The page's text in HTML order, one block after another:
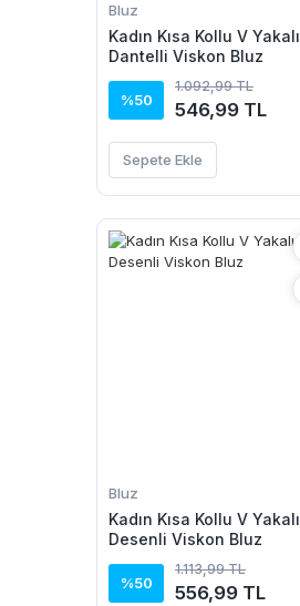
Bluz
Kadın Kısa Kollu V Yakalı
Dantelli Viskon Bluz
%50
1.092,99 TL
546,99 TL
Sepete Ekle
Bluz
Kadın Kısa Kollu V Yakalı
Desenli Viskon Bluz
%50
1.113,99 TL
556,99 TL